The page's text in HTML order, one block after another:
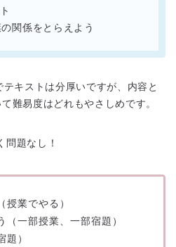
関係をとらえよう
キストは分厚いですが、内容と
難易度はどれもやさしめです。
問題なし！
授業でやる）
（一部授業、一部宿題）
題）